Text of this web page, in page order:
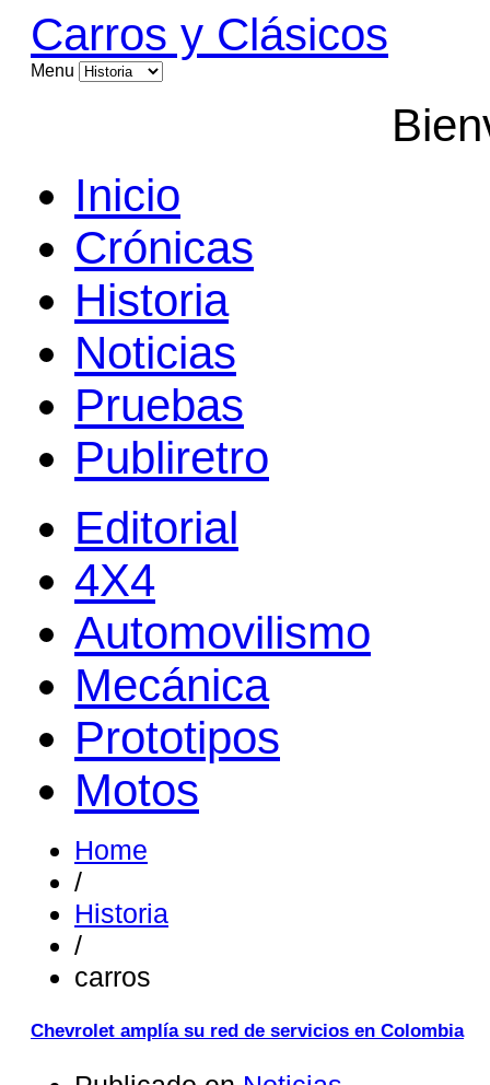
Carros y Clásicos
Menu
Inicio
Crónicas
Historia
Noticias
Pruebas
Publiretro
Editorial
4X4
Automovilismo
Mecánica
Prototipos
Motos
Home
/
Historia
/
carros
Chevrolet amplía su red de servicios en Colombia